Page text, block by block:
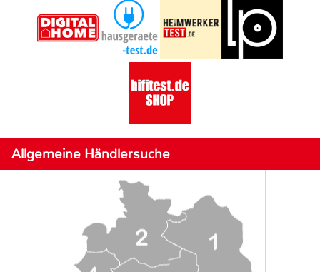
Allgemeine Händlersuche